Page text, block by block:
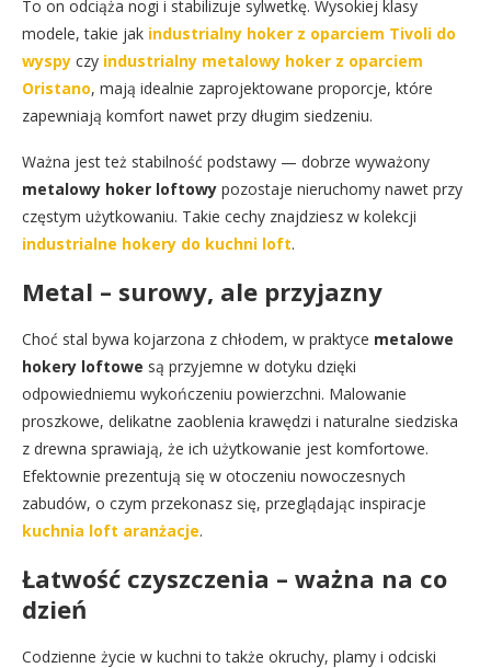
To on odciąża nogi i stabilizuje sylwetkę. Wysokiej klasy
modele, takie jak industrialny hoker z oparciem Tivoli do
wyspy czy industrialny metalowy hoker z oparciem
Oristano, mają idealnie zaprojektowane proporcje, które
zapewniają komfort nawet przy długim siedzeniu.
Ważna jest też stabilność podstawy — dobrze wyważony
metalowy hoker loftowy pozostaje nieruchomy nawet przy
częstym użytkowaniu. Takie cechy znajdziesz w kolekcji
industrialne hokery do kuchni loft.
Metal – surowy, ale przyjazny
Choć stal bywa kojarzona z chłodem, w praktyce metalowe
hokery loftowe są przyjemne w dotyku dzięki
odpowiedniemu wykończeniu powierzchni. Malowanie
proszkowe, delikatne zaoblenia krawędzi i naturalne siedziska
z drewna sprawiają, że ich użytkowanie jest komfortowe.
Efektownie prezentują się w otoczeniu nowoczesnych
zabudów, o czym przekonasz się, przeglądając inspiracje
kuchnia loft aranżacje.
Łatwość czyszczenia – ważna na co
dzień
Codzienne życie w kuchni to także okruchy, plamy i odciski